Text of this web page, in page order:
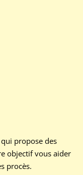
propose des
objectif vous aider
procès.